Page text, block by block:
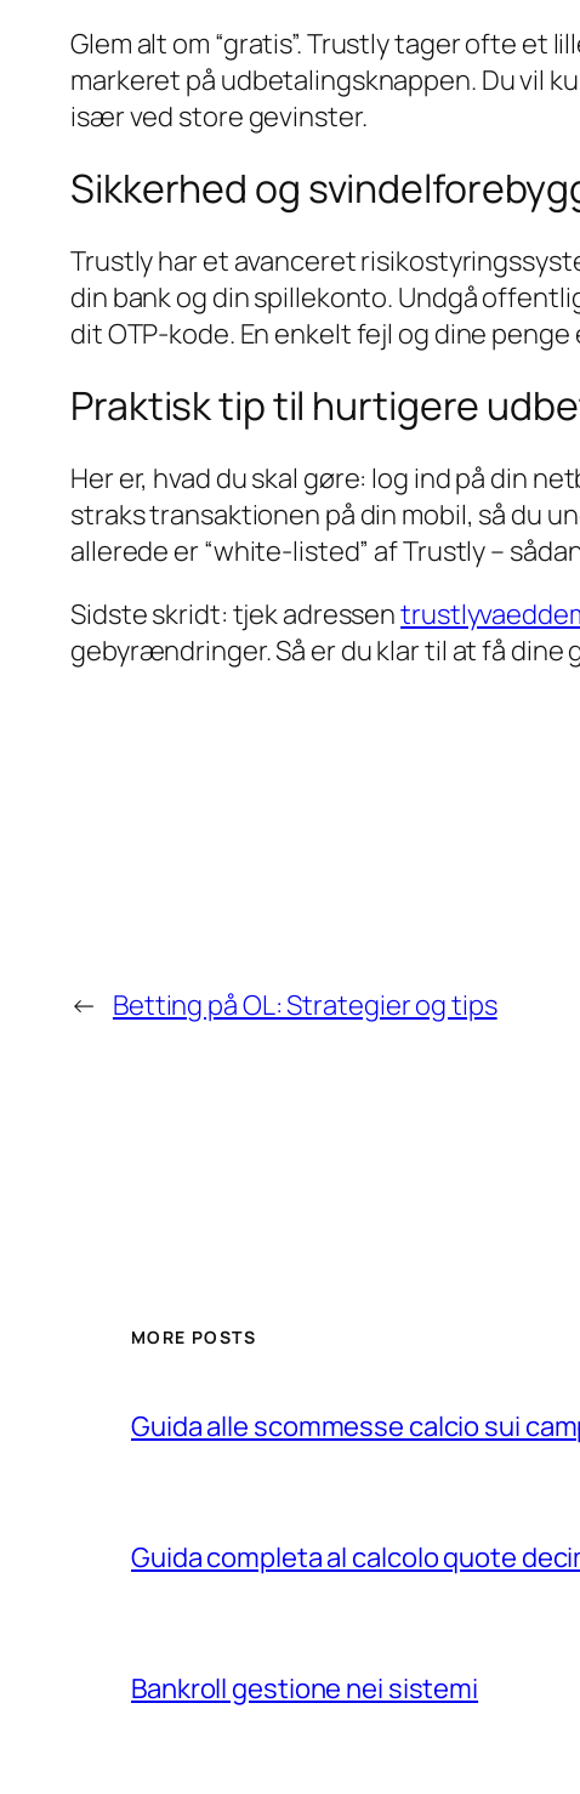
Glem alt om “gratis”. Trustly tager ofte et
markeret på udbetalingsknappen. Du vil
især ved store gevinster.
Sikkerhed og
Trustly har et avanceret
din bank og din spillekonto. Undgå
dit OTP‑kode. En enkelt fejl og dine
Praktisk tip til hurtigere
Her er, hvad du skal gøre: log ind på din
straks transaktionen på din mobil, så du
allerede er “white‑listed” af Trustly –
Sidste skridt: tjek adressen
gebyrændringer. Så er du klar til at få
← Betting på OL: Strategier og tips
MORE POSTS
Guida alle scommesse calcio sui
Guida completa al calcolo quote
Bankroll gestione nei sistemi